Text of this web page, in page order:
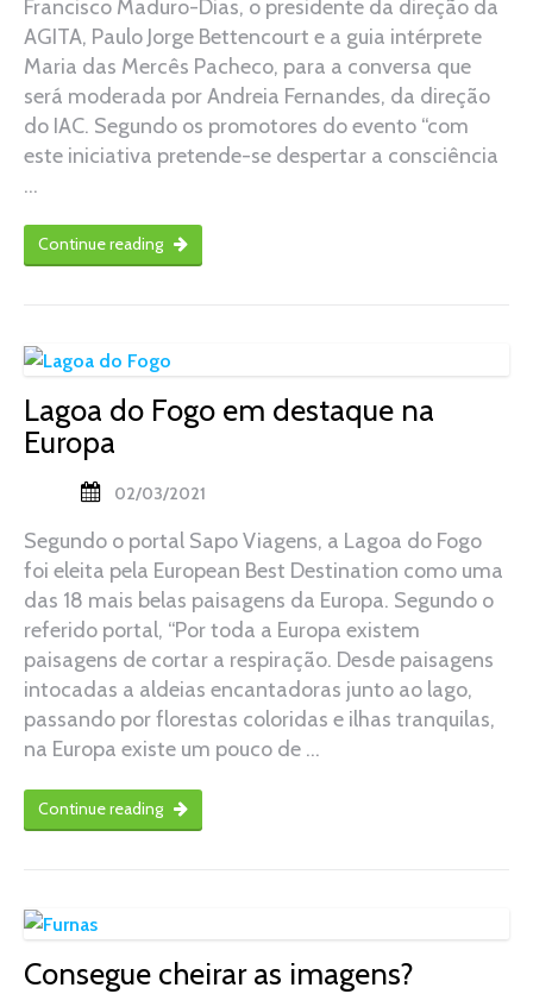
Francisco Maduro-Dias, o presidente da direção da
AGITA, Paulo Jorge Bettencourt e a guia intérprete
Maria das Mercês Pacheco, para a conversa que
será moderada por Andreia Fernandes, da direção
do IAC. Segundo os promotores do evento “com
este iniciativa pretende-se despertar a consciência
…
Continue reading
Lagoa do Fogo em destaque na
Europa
02/03/2021
Segundo o portal Sapo Viagens, a Lagoa do Fogo
foi eleita pela European Best Destination como uma
das 18 mais belas paisagens da Europa. Segundo o
referido portal, “Por toda a Europa existem
paisagens de cortar a respiração. Desde paisagens
intocadas a aldeias encantadoras junto ao lago,
passando por florestas coloridas e ilhas tranquilas,
na Europa existe um pouco de …
Continue reading
Consegue cheirar as imagens?